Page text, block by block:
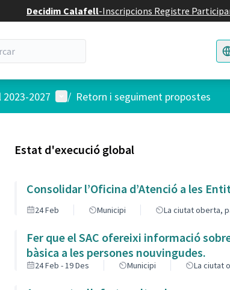
Decidim Calafell-Inscripcions Registre
2027 Menú d'usuari
/ Retorn i seguiment propostes
Estat d'execució global
Consolidar l’Oficina d’Atenció a les
24 Feb Municipi La ciutat oberta,
Fer que el SAC ofereixi informació
bàsica a les persones nouvingudes.
24 Feb - 19 Des Municipi La ciutat